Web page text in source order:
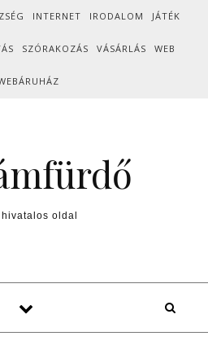
INTERNET IRODALOM JÁTÉK
SZÓRAKOZÁS VÁSÁRLÁS WEB
hivatalos oldal